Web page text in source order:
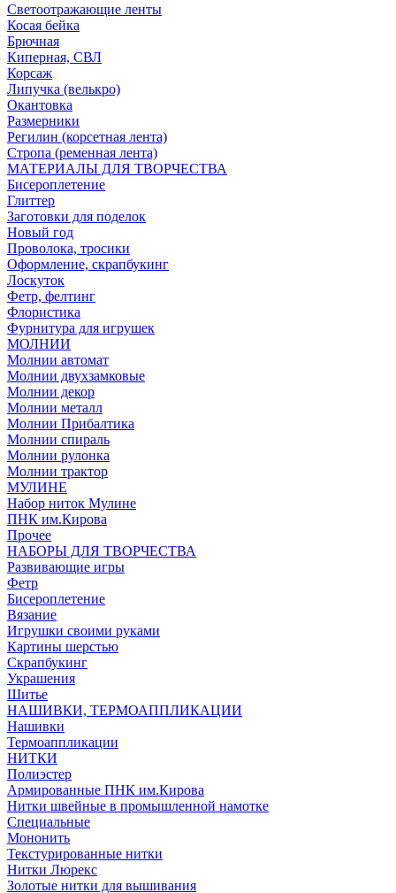
Светоотражающие ленты
Косая бейка
Брючная
Киперная, СВЛ
Корсаж
Липучка (велькро)
Окантовка
Размерники
Регилин (корсетная лента)
Стропа (ременная лента)
МАТЕРИАЛЫ ДЛЯ ТВОРЧЕСТВА
Бисероплетение
Глиттер
Заготовки для поделок
Новый год
Проволока, тросики
Оформление, скрапбукинг
Лоскуток
Фетр, фелтинг
Флористика
Фурнитура для игрушек
МОЛНИИ
Молнии автомат
Молнии двухзамковые
Молнии декор
Молнии металл
Молнии Прибалтика
Молнии спираль
Молнии рулонка
Молнии трактор
МУЛИНЕ
Набор ниток Мулине
ПНК им.Кирова
Прочее
НАБОРЫ ДЛЯ ТВОРЧЕСТВА
Развивающие игры
Фетр
Бисероплетение
Вязание
Игрушки своими руками
Картины шерстью
Скрапбукинг
Украшения
Шитье
НАШИВКИ, ТЕРМОАППЛИКАЦИИ
Нашивки
Термоаппликации
НИТКИ
Полиэстер
Армированные ПНК им.Кирова
Нитки швейные в промышленной намотке
Специальные
Мононить
Текстурированные нитки
Нитки Люрекс
Золотые нитки для вышивания